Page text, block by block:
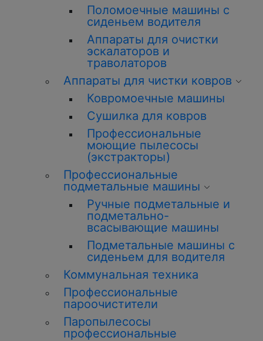
Поломоечные машины с
сиденьем водителя
Аппараты для очистки
эскалаторов и
траволаторов
Аппараты для чистки ковров
Ковромоечные машины
Сушилка для ковров
Профессиональные
моющие пылесосы
(экстракторы)
Профессиональные
подметальные машины
Ручные подметальные и
подметально-
всасывающие машины
Подметальные машины с
сиденьем для водителя
Коммунальная техника
Профессиональные
пароочистители
Паропылесосы
профессиональные